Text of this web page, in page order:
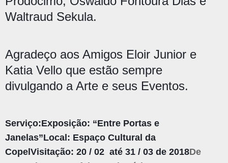
Waltraud Sekula.
Agradeço aos Amigos Eloir Junior e
Katia Vello que estão sempre
divulgando a Arte e seus Eventos.
Serviço:Exposição: “Entre Portas e
Janelas”Local: Espaço Cultural da
Copel Visitação: 20 / 02 até 31 / 03 de 2018De